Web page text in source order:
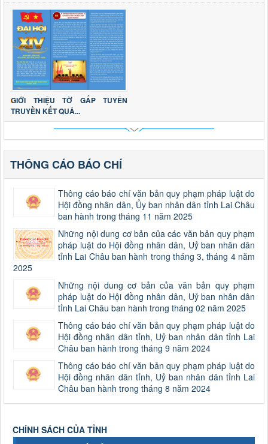
GIỚI THIỆU TỜ GẤP TUYÊN
TRUYỀN KẾT QUẢ...
THÔNG CÁO BÁO CHÍ
Thông cáo báo chí văn bản quy phạm pháp luật do
Hội đồng nhân dân, Ủy ban nhân dân tỉnh Lai Châu
ban hành trong tháng 11 năm 2025
Những nội dung cơ bản của các văn bản quy phạm
pháp luật do Hội đồng nhân dân, Uỷ ban nhân dân
tỉnh Lai Châu ban hành trong tháng 3, tháng 4 năm
2025
Những nội dung cơ bản của văn bản quy phạm
pháp luật do Hội đồng nhân dân, Uỷ ban nhân dân
tỉnh Lai Châu ban hành trong tháng 02 năm 2025
Thông cáo báo chí văn bản quy phạm pháp luật do
Hội đồng nhân dân tỉnh, Uỷ ban nhân dân tỉnh Lai
Châu ban hành trong tháng 9 năm 2024
Thông cáo báo chí văn bản quy phạm pháp luật do
Hội đồng nhân dân tỉnh, Uỷ ban nhân dân tỉnh Lai
Châu ban hành trong tháng 8 năm 2024
CHÍNH SÁCH CỦA TỈNH